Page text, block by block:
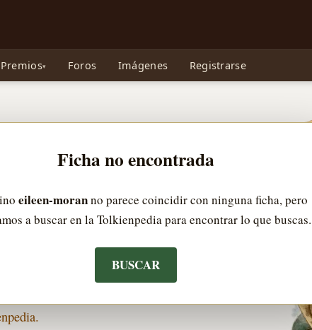
la Tolkienpedia y más
Premios Foros Imágenes Registrarse
Ficha no encontrada
eileen-moranno parece coincidir con ninguna ficha, pero
a buscar en la Tolkienpedia para encontrar lo que buscas.
BUSCAR
el Legendarium de la obra de
J. R. R. Tolkien
lugares, acontecimientos, objetos, razas, libros,
juegos y mucho más.
de J. R. R. Tolkien y es de libre acceso.